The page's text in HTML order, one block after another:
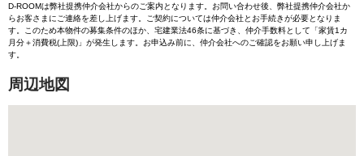
D-ROOMは弊社提携仲介会社からのご案内となります。お問い合わせ後、弊社提携仲介会社か
らお客さまにご連絡を差し上げます。ご契約については仲介会社とお手続きが必要となりま
す。このため本物件の募集条件のほか、宅建業法46条に基づき、仲介手数料として「家賃1カ
月分＋消費税(上限)」が発生します。お申込み前に、仲介会社へのご確認をお願い申し上げま
す。
周辺地図